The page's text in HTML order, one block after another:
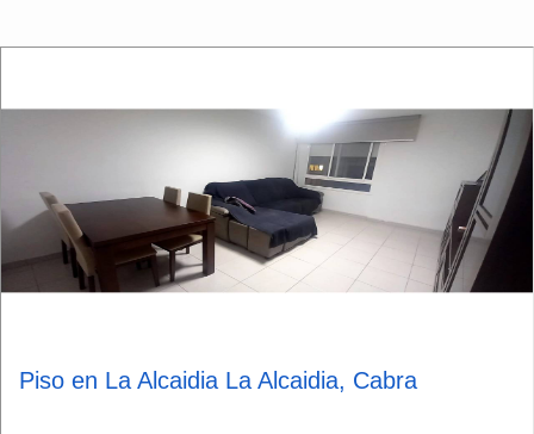
Piso en La Alcaidia La Alcaidia, Cabra